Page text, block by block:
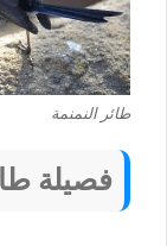
طائر النمنمة
فصيلة